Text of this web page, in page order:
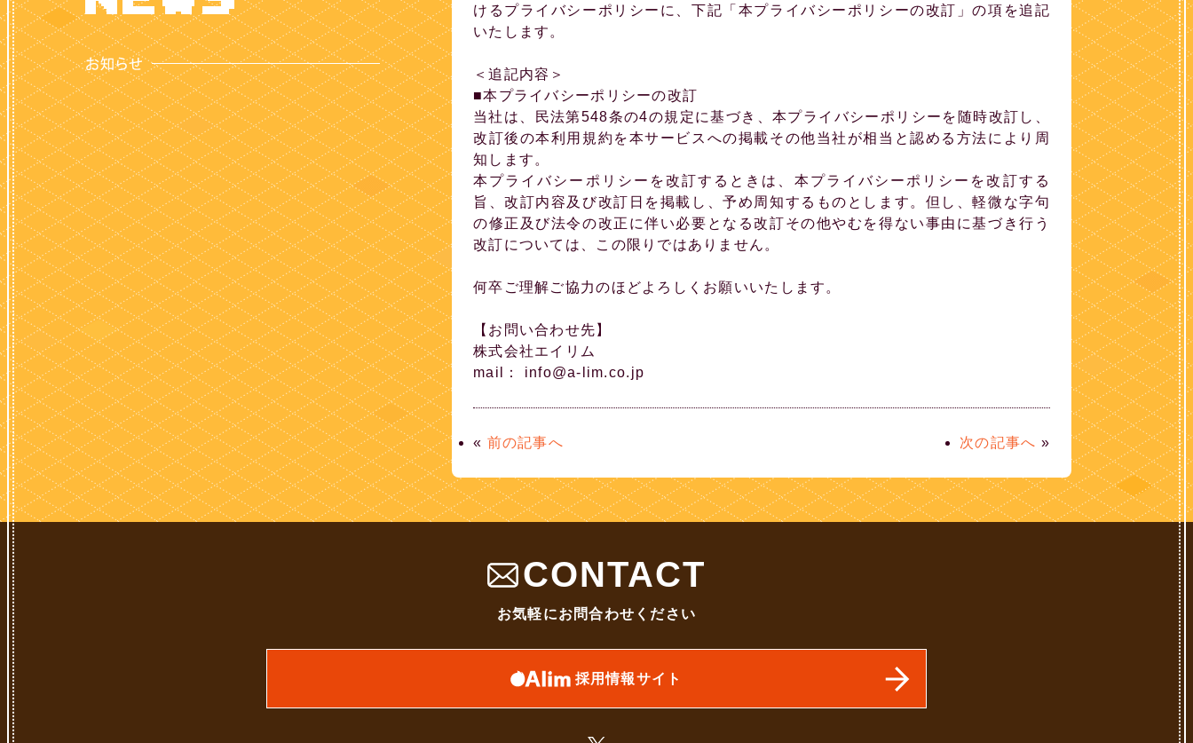
けるプライバシーポリシーに、下記「本プライバシーポリシーの改訂」の項を追記
いたします。
＜追記内容＞
■本プライバシーポリシーの改訂
当社は、民法第548条の4の規定に基づき、本プライバシーポリシーを随時改訂し、
改訂後の本利用規約を本サービスへの掲載その他当社が相当と認める方法により周
知します。
本プライバシーポリシーを改訂するときは、本プライバシーポリシーを改訂する
旨、改訂内容及び改訂日を掲載し、予め周知するものとします。但し、軽微な字句
の修正及び法令の改正に伴い必要となる改訂その他やむを得ない事由に基づき行う
改訂については、この限りではありません。
何卒ご理解ご協力のほどよろしくお願いいたします。
【お問い合わせ先】
株式会社エイリム
mail： info@a-lim.co.jp
« 前の記事へ 次の記事へ »
CONTACT
お気軽にお問合わせください
採用情報サイト